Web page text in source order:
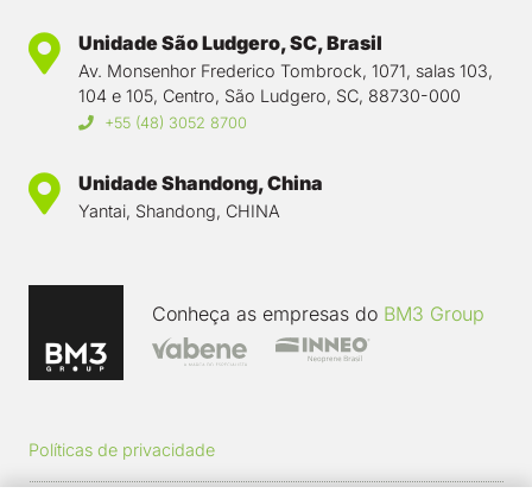
Unidade São Ludgero, SC, Brasil
Av. Monsenhor Frederico Tombrock, 1071, salas 103,
104 e 105, Centro, São Ludgero, SC, 88730-000
+55 (48) 3052 8700
Unidade Shandong, China
Yantai, Shandong, CHINA
Conheça as empresas do BM3 Group
Políticas de privacidade